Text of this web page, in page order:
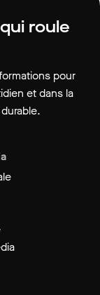
roule
pour
et dans la